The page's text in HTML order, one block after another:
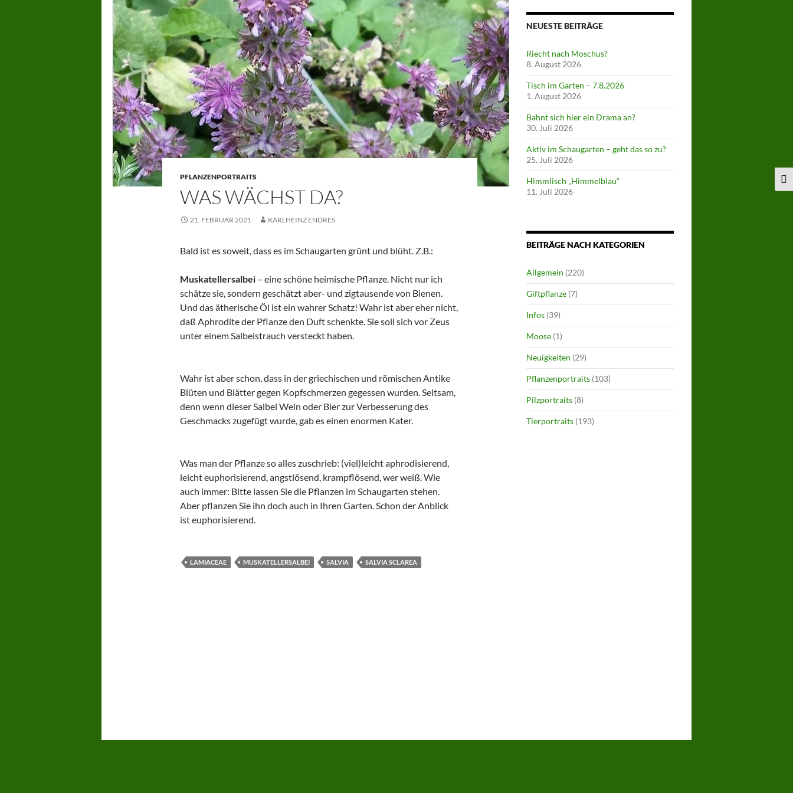
PFLANZENPORTRAITS
WAS WÄCHST DA?
21. FEBRUAR 2021 KARLHEINZ ENDRES
Bald ist es soweit, dass es im Schaugarten grünt und blüht. Z.B.:
Muskatellersalbei– eine schöne heimische Pflanze. Nicht nur ich
schätze sie, sondern geschätzt aber- und zigtausende von Bienen.
Und das ätherische Öl ist ein wahrer Schatz! Wahr ist aber eher nicht,
daß Aphrodite der Pflanze den Duft schenkte. Sie soll sich vor Zeus
unter einem Salbeistrauch versteckt haben.
Wahr ist aber schon, dass in der griechischen und römischen Antike
Blüten und Blätter gegen Kopfschmerzen gegessen wurden. Seltsam,
denn wenn dieser Salbei Wein oder Bier zur Verbesserung des
Geschmacks zugefügt wurde, gab es einen enormen Kater.
Was man der Pflanze so alles zuschrieb: (viel)leicht aphrodisierend,
leicht euphorisierend, angstlösend, krampflösend, wer weiß. Wie
auch immer: Bitte lassen Sie die Pflanzen im Schaugarten stehen.
Aber pflanzen Sie ihn doch auch in Ihren Garten. Schon der Anblick
ist euphorisierend.
LAMIACEAE MUSKATELLERSALBEI SALVIA SALVIA SCLAREA
NEUESTE BEITRÄGE
Riecht nach Moschus?
8. August 2026
Tisch im Garten – 7.8.2026
1. August 2026
Bahnt sich hier ein Drama an?
30. Juli 2026
Aktiv im Schaugarten – geht das so zu?
25. Juli 2026
Himmlisch „Himmelblau“
11. Juli 2026
BEITRÄGE NACH KATEGORIEN
Allgemein (220)
Giftpflanze(7)
Infos(39)
Moose(1)
Neuigkeiten (29)
Pflanzenportraits(103)
Pilzportraits(8)
Tierportraits(193)